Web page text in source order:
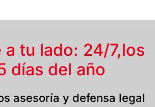
a tu lado: 24/7,los
días del año
asesoría y defensa legal